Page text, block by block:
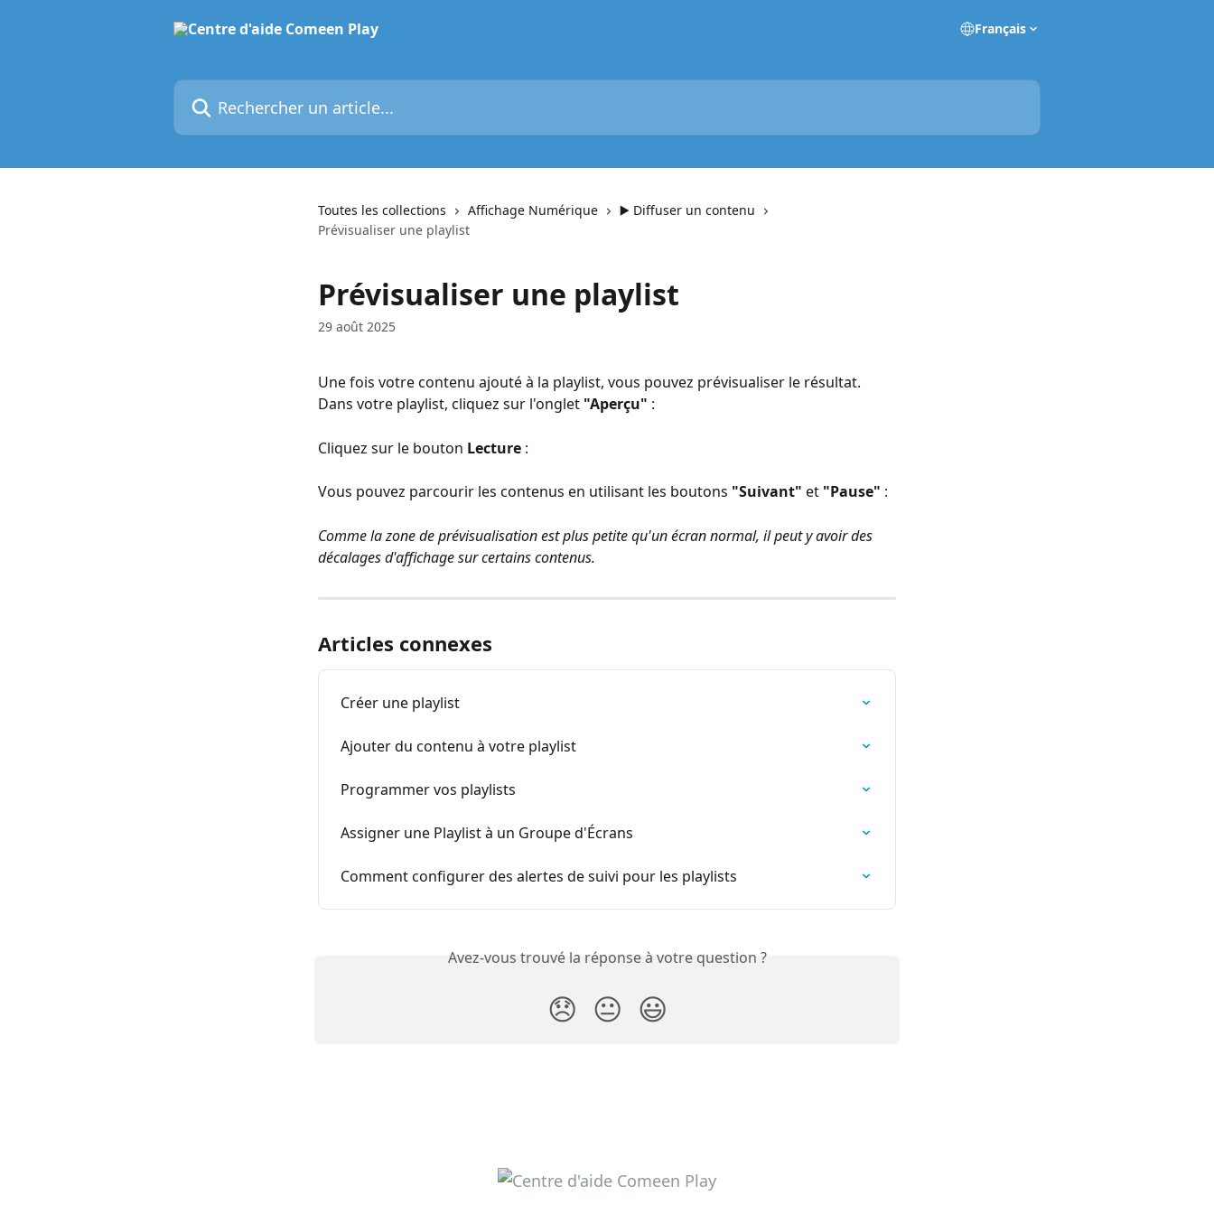
Français
Rechercher un article...
Toutes les collections Affichage Numérique
▶️ Diffuser un contenu
Prévisualiser une playlist
Prévisualiser une playlist
29 août 2025
Une fois votre contenu ajouté à la playlist, vous pouvez prévisualiser le résultat.
Dans votre playlist, cliquez sur l'onglet "Aperçu" :
Cliquez sur le bouton Lecture :
Vous pouvez parcourir les contenus en utilisant les boutons "Suivant" et "Pause" :
Comme la zone de prévisualisation est plus petite qu'un écran normal, il peut y avoir des
décalages d'affichage sur certains contenus.
Articles connexes
Créer une playlist
Ajouter du contenu à votre playlist
Programmer vos playlists
Assigner une Playlist à un Groupe d'Écrans
Comment configurer des alertes de suivi pour les playlists
Avez-vous trouvé la réponse à votre question ?
😞 😐 😃